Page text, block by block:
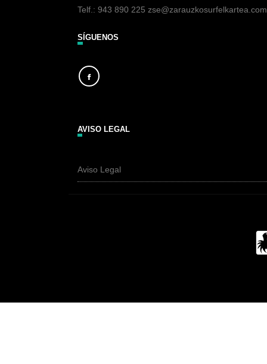
Telf.: 943 890 225 zse@zarauzkosurfelkartea.com
SÍGUENOS
AVISO LEGAL
Aviso Legal